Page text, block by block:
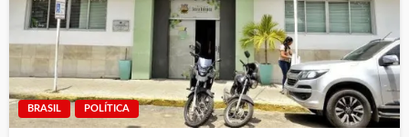
BRASIL POLÍTICA